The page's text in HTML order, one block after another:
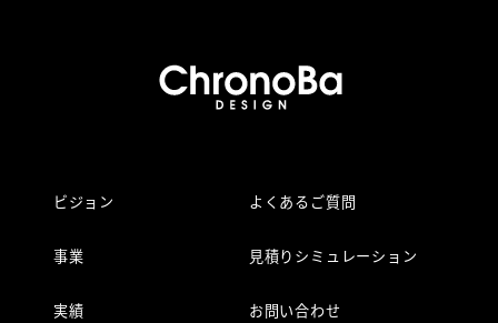
ビジョン
事業
実績
よくあるご質問
見積りシミュレーション
お問い合わせ